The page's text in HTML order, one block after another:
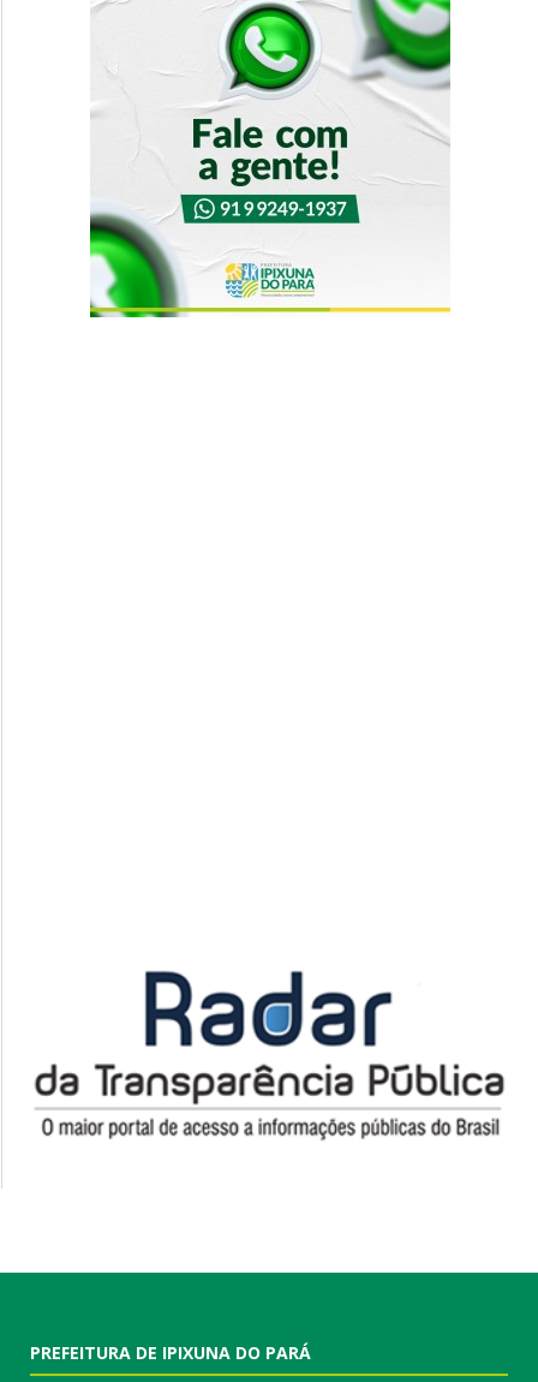
PREFEITURA DE IPIXUNA DO PARÁ